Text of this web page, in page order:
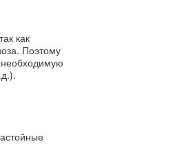
как
Поэтому
необходимую